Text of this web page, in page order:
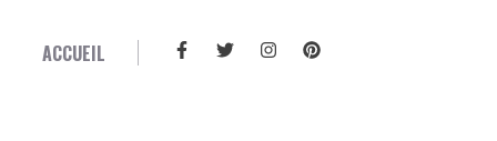
ACCUEIL